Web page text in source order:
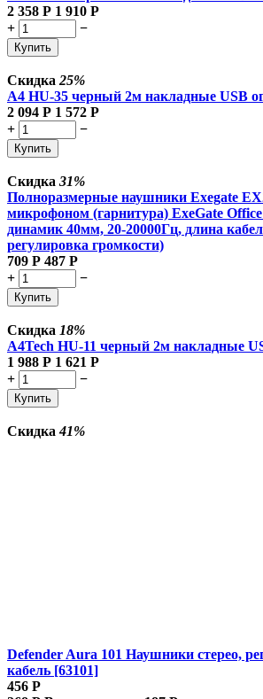
2 358 Р 1 910 Р
+
−
Купить
Скидка 25%
A4 HU-35 черный 2м накладные USB
2 094 Р 1 572 Р
+
−
Купить
Скидка 31%
Полноразмерные наушники Exegate
микрофоном (гарнитура) ExeGate
динамик 40мм, 20-20000Гц, длина
регулировка громкости)
709 Р 487 Р
+
−
Купить
Скидка 18%
A4Tech HU-11 черный 2м накладные
1 988 Р 1 621 Р
+
−
Купить
Скидка41%
Defender Aura 101 Наушники стерео,
кабель [63101]
456 Р